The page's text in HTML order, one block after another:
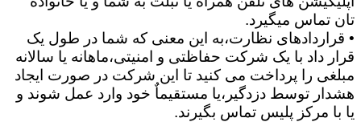
تان تماس میگیرد.
• قراردادهای نظارت،به این معنی که شما در طول یک
قرار داد با یک شرکت حفاظتی و امنیتی،ماهانه یا سالانه
مبلغی را پرداخت می کنید تا این شرکت در صورت ایجاد
هشدار توسط دزدگیر،یا مستقیماٌ خود وارد عمل شوند و
یا با مرکز پلیس تماس بگیرند.